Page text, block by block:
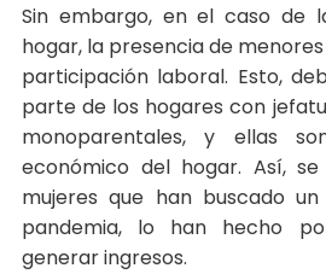
Sin embargo, en el caso de
hogar, la presencia de
participación laboral. Esto,
parte de los hogares con
monoparentales, y ellas
económico del hogar. Así,
mujeres que han buscado
pandemia, lo han hecho
generar ingresos.